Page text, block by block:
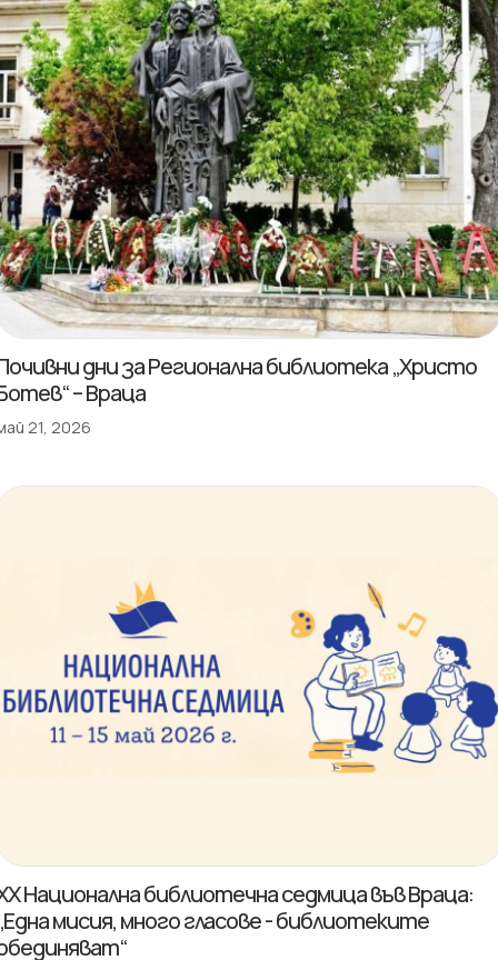
дни за Регионална библиотека „Христо
– Враца
21, 2026
Национална библиотечна седмица във Враца:
мисия, много гласове - библиотеките